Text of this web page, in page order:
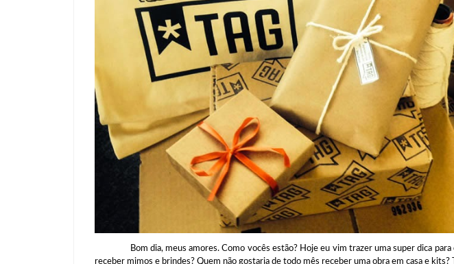
Bom dia, meus amores. Como vocês estão? Hoje eu vim trazer uma super dica para
receber mimos e brindes? Quem não gostaria de todo mês receber uma obra em casa e kits?